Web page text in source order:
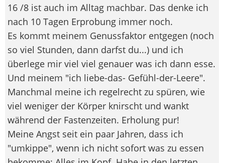
16 /8 ist auch im Alltag machbar. Das denke ich
nach 10 Tagen Erprobung immer noch.
Es kommt meinem Genussfaktor entgegen (noch
so viel Stunden, dann darfst du...) und ich
überlege mir viel viel genauer was ich dann esse.
Und meinem "ich liebe-das- Gefühl-der-Leere".
Manchmal meine ich regelrecht zu spüren, wie
viel weniger der Körper knirscht und wankt
während der Fastenzeiten. Erholung pur!
Meine Angst seit ein paar Jahren, dass ich
"umkippe", wenn ich nicht sofort was zu essen